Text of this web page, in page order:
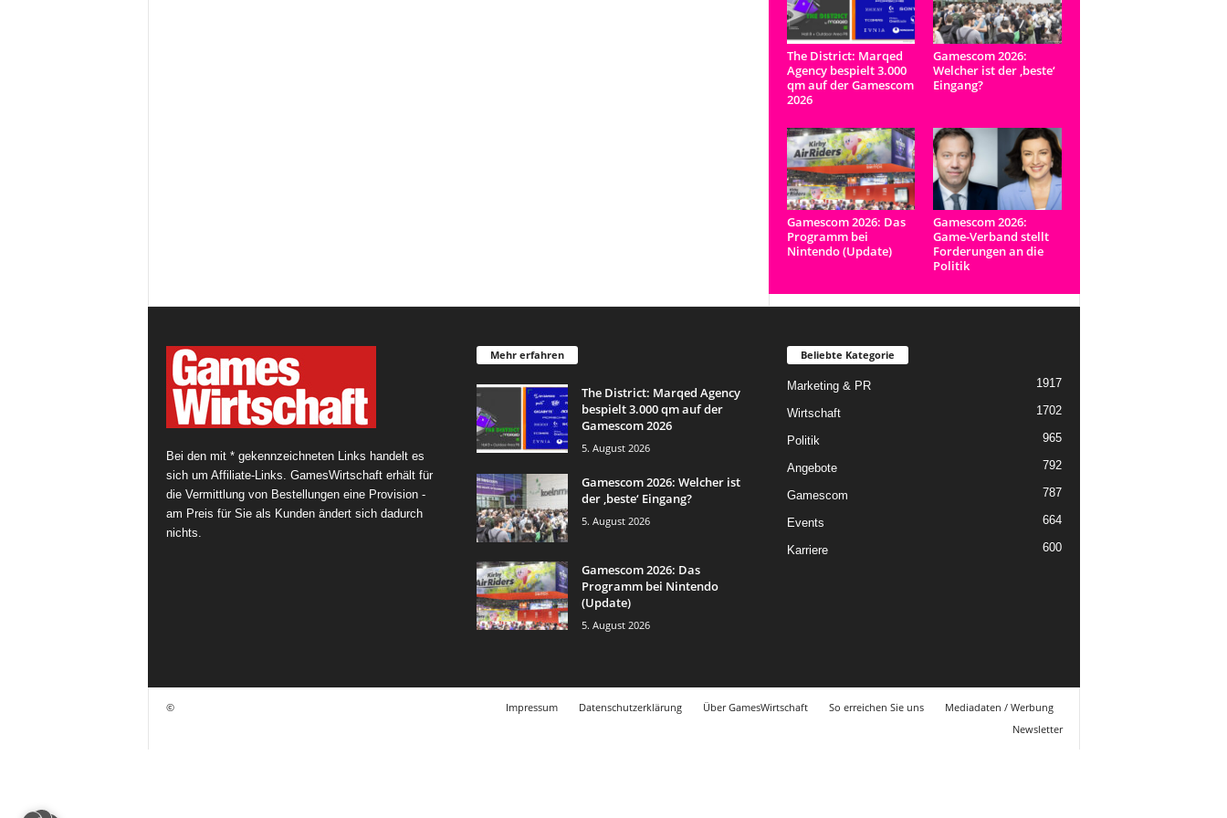
The District: Marqed
Agency bespielt 3.000
qm auf der Gamescom
2026
Gamescom 2026:
Welcher ist der ‚beste‘
Eingang?
Gamescom 2026: Das
Programm bei
Nintendo (Update)
Gamescom 2026:
Game-Verband stellt
Forderungen an die
Politik
Bei den mit * gekennzeichneten Links handelt es
sich um Affiliate-Links. GamesWirtschaft erhält für
die Vermittlung von Bestellungen eine Provision -
am Preis für Sie als Kunden ändert sich dadurch
nichts.
Mehr erfahren
The District: Marqed Agency
bespielt 3.000 qm auf der
Gamescom 2026
5. August 2026
Gamescom 2026: Welcher ist
der ‚beste‘ Eingang?
5. August 2026
Gamescom 2026: Das
Programm bei Nintendo
(Update)
5. August 2026
Beliebte Kategorie
Marketing & PR 1917
Wirtschaft 1702
Politik 965
Angebote 792
Gamescom 787
Events 664
Karriere 600
Impressum Datenschutzerklärung Über GamesWirtschaft So erreichen Sie uns
Mediadaten / Werbung
Newsletter
©